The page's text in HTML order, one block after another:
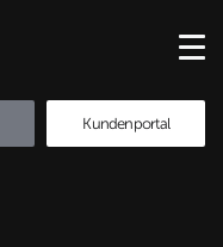
Kundenportal